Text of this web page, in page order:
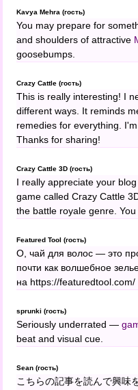
Kavya Mehra (гость)
You may prepare for
and shoulders of attractive
goosebumps.
Crazy Cattle (гость)
This is really interesting! I
different ways. It reminds
remedies for everything.
Thanks for sharing!
Crazy Cattle 3D (гость)
I really appreciate your
game called Crazy Cattle
the battle royale genre.
Featured Tool (гость)
О, чай для волос — это
почти как волшебное
на https://
sprunki (гость)
Seriously underrated —
beat and visual cue.
Sean (гость)
こちらの記事を読んで興味